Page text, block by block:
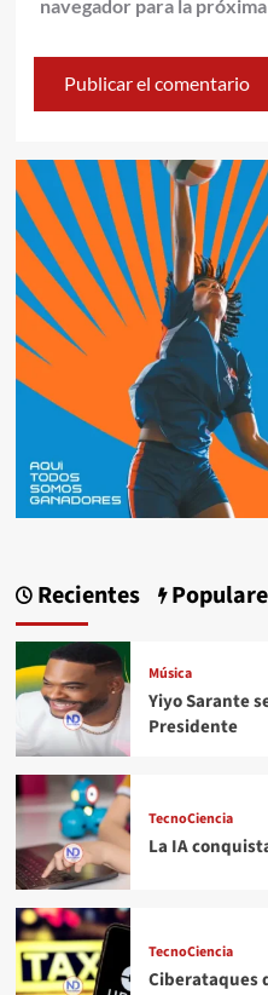
navegador para la
Recientes
Música
Yiyo Sarante
Presidente
TecnoCiencia
La IA
TecnoCiencia
Ciberataques